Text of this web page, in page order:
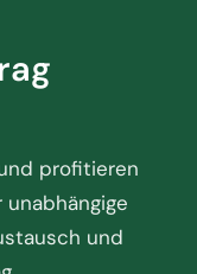
profitieren
und